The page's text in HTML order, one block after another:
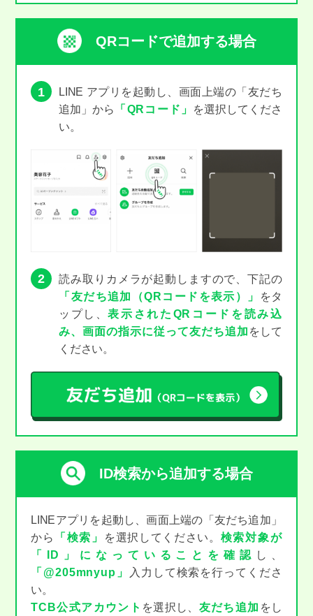
QRコードで追加する場合
1
LINE アプリを起動し、画面上端の「友だち
追加」から
「QRコード」
を選択してくださ
い。
2
読み取りカメラが起動しますので、下記の
「友だち追加（QRコードを表示）」
をタ
ップし、表示されたQRコードを読み込
み、画面の指示に従って友だち追加 をして
ください。
ID検索から追加する場合
LINEアプリを起動し、画面上端の「友だち追加」
から
「検索」 を選択してください。 検索対象が
「ID」になっていることを確認 し、
「@205mnyup」
入力して検索を行ってくださ
い。
TCB公式アカウント を選択し、 友だち追加 をし